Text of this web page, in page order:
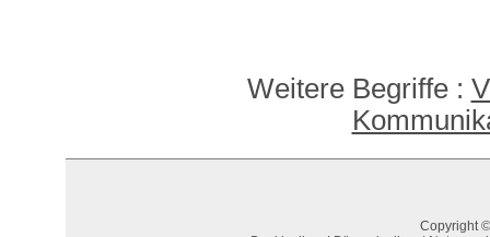
Weitere Begriffe :
Copyright